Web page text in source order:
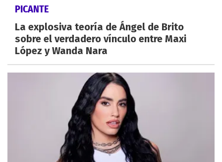
PICANTE
La explosiva teoría de Ángel de Brito
sobre el verdadero vínculo entre Maxi
López y Wanda Nara